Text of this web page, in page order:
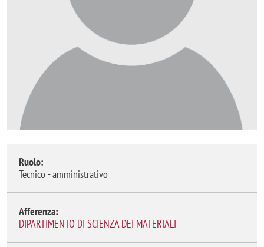
Ruolo:
Tecnico - amministrativo
Afferenza:
DIPARTIMENTO DI SCIENZA DEI MATERIALI